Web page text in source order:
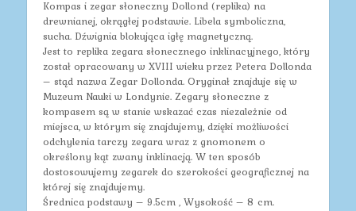
Kompas i zegar słoneczny Dollond (replika) na
drewnianej, okrągłej podstawie. Libela symboliczna,
sucha. Dźwignia blokująca igłę magnetyczną.
Jest to replika zegara słonecznego inklinacyjnego, który
został opracowany w XVIII wieku przez Petera Dollonda
– stąd nazwa Zegar Dollonda. Oryginał znajduje się w
Muzeum Nauki w Londynie. Zegary słoneczne z
kompasem są w stanie wskazać czas niezależnie od
miejsca, w którym się znajdujemy, dzięki możliwości
odchylenia tarczy zegara wraz z gnomonem o
określony kąt zwany inklinacją. W ten sposób
dostosowujemy zegarek do szerokości geograficznej na
której się znajdujemy.
Średnica podstawy – 9.5cm , Wysokość – 8 cm.